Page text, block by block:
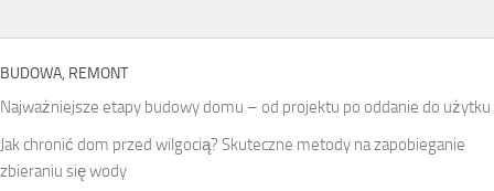
BUDOWA, REMONT
Najważniejsze etapy budowy domu – od projektu po oddanie do użytku
Jak chronić dom przed wilgocią? Skuteczne metody na zapobieganie
zbieraniu się wody